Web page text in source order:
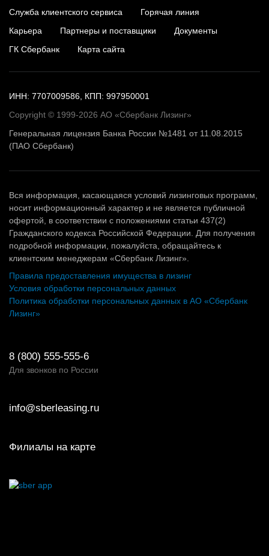
Служба клиентского сервиса
Горячая линия
Карьера
Партнеры и поставщики
Документы
ГК Сбербанк
Карта сайта
ИНН: 7707009586, КПП: 997950001
Copyright © 1999-2026 АО «Сбербанк Лизинг»
Генеральная лицензия Банка России №1481 от 11.08.2015
(ПАО Сбербанк)
Вся информация, касающаяся условий лизинговых программ,
носит информационный характер и не является публичной
офертой, в соответствии с положениями статьи 437(2)
Гражданского кодекса Российской Федерации. Для получения
подробной информации, пожалуйста, обращайтесь к
клиентским менеджерам «Сбербанк Лизинг».
Правила предоставления имущества в лизинг
Условия обработки персональных данных
Политика обработки персональных данных в АО «Сбербанк
Лизинг»
8 (800) 555-555-6
Для звонков по России
info@sberleasing.ru
Филиалы на карте